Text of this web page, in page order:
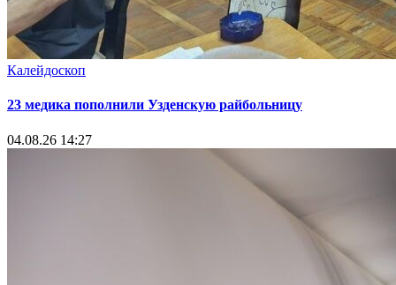
Калейдоскоп
23 медика пополнили Узденскую райбольницу
04.08.26 14:27